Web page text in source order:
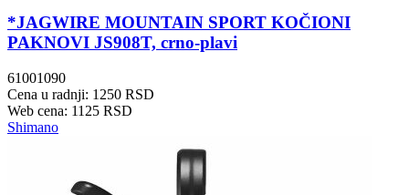
*JAGWIRE MOUNTAIN SPORT KOČIONI
PAKNOVI JS908T, crno-plavi
61001090
Cena u radnji: 1250 RSD
Web cena: 1125 RSD
Shimano